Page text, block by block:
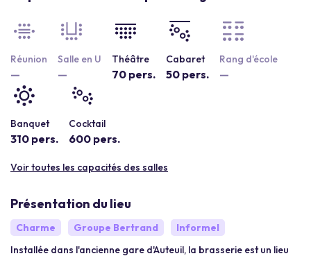
Réunion
—
Salle en U
—
Théâtre
70 pers.
Cabaret
50 pers.
Rang d'école
—
Banquet
310 pers.
Cocktail
600 pers.
Voir toutes les capacités des salles
Présentation du lieu
Charme Groupe Bertrand
Informel
Installée dans l'ancienne gare d'Auteuil, la brasserie est un lieu